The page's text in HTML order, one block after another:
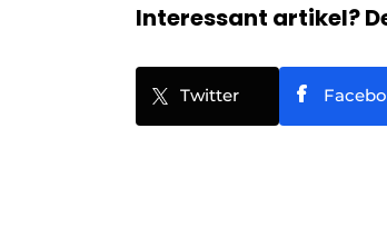
Interessant artikel?
Twitter